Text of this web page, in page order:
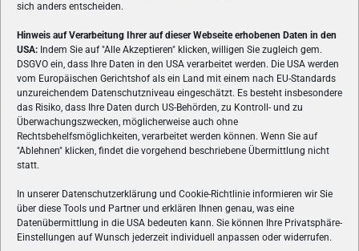
sich anders entscheiden.
Hinweis auf Verarbeitung Ihrer auf dieser Webseite erhobenen Daten in den
USA: Indem Sie auf "Alle Akzeptieren" klicken, willigen Sie zugleich gem.
DSGVO ein, dass Ihre Daten in den USA verarbeitet werden. Die USA werden
vom Europäischen Gerichtshof als ein Land mit einem nach EU-Standards
unzureichendem Datenschutzniveau eingeschätzt. Es besteht insbesondere
das Risiko, dass Ihre Daten durch US-Behörden, zu Kontroll- und zu
Überwachungszwecken, möglicherweise auch ohne
Rechtsbehelfsmöglichkeiten, verarbeitet werden können. Wenn Sie auf
"Ablehnen" klicken, findet die vorgehend beschriebene Übermittlung nicht
statt.
In unserer Datenschutzerklärung und Cookie-Richtlinie informieren wir Sie
über diese Tools und Partner und erklären Ihnen genau, was eine
Datenübermittlung in die USA bedeuten kann. Sie können Ihre Privatsphäre-
Einstellungen auf Wunsch jederzeit individuell anpassen oder widerrufen.
ÜBER UNS
VON GAMERN, FÜR GAMER! Gamers.at ist das älteste Online-
Spielemagazin Österreichs und bringt täglich aktuelle News,
Reviews und Videos zu PC- und Konsolenspielen, Gaming-
Hardware und aus der Welt des e-Sport's.
FOLGE UNS